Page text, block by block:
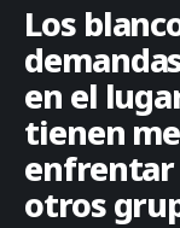
Los
en el
tienen
enfrentar
otros